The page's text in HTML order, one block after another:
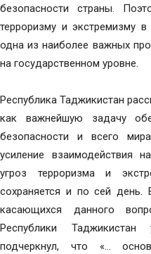
безопасности страны.
терроризму и экстремизму
одна из наиболее важных
на государственном уровне.
Республика Таджикистан
как важнейшую задачу
безопасности и всего
усиление взаимодействия
угроз терроризма и
сохраняется и по сей день.
касающихся данного
Республики
подчеркнул, что «…